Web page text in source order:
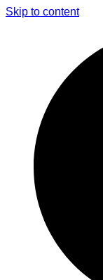
Skip to content